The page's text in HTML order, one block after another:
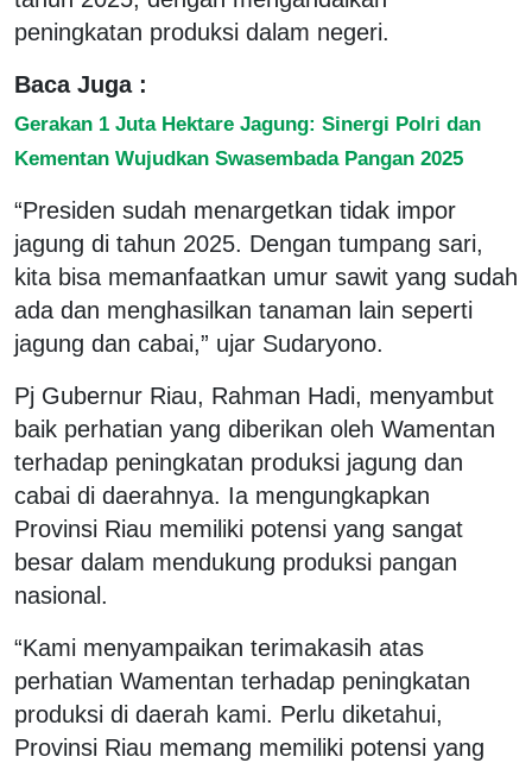
peningkatan produksi dalam negeri.
Baca Juga :
Gerakan 1 Juta Hektare Jagung: Sinergi Polri dan
Kementan Wujudkan Swasembada Pangan 2025
“Presiden sudah menargetkan tidak impor
jagung di tahun 2025. Dengan tumpang sari,
kita bisa memanfaatkan umur sawit yang sudah
ada dan menghasilkan tanaman lain seperti
jagung dan cabai,” ujar Sudaryono.
Pj Gubernur Riau, Rahman Hadi, menyambut
baik perhatian yang diberikan oleh Wamentan
terhadap peningkatan produksi jagung dan
cabai di daerahnya. Ia mengungkapkan
Provinsi Riau memiliki potensi yang sangat
besar dalam mendukung produksi pangan
nasional.
“Kami menyampaikan terimakasih atas
perhatian Wamentan terhadap peningkatan
produksi di daerah kami. Perlu diketahui,
Provinsi Riau memang memiliki potensi yang